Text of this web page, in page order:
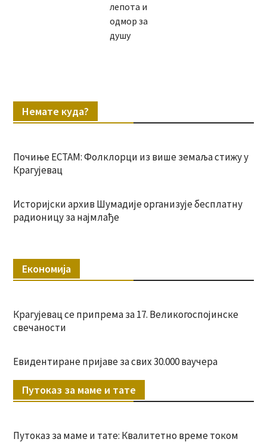
лепота и
одмор за
душу
Немате куда?
Почиње ЕСТАМ: Фолклорци из више земаља стижу у
Крагујевац
Историјски архив Шумадије организује бесплатну
радионицу за најмлађе
Економија
Крагујевац се припрема за 17. Великогоспојинске
свечаности
Евидентиране пријаве за свих 30.000 ваучера
Путоказ за маме и тате
Путоказ за маме и тате: Квалитетно време током